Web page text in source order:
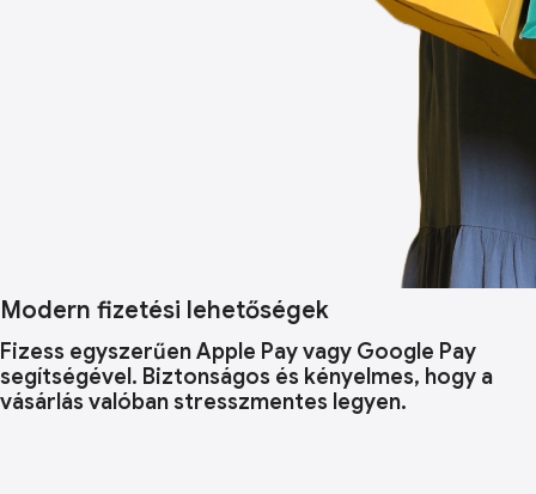
Modern fizetési lehetőségek
Fizess egyszerűen Apple Pay vagy Google Pay
segítségével. Biztonságos és kényelmes, hogy a
vásárlás valóban stresszmentes legyen.